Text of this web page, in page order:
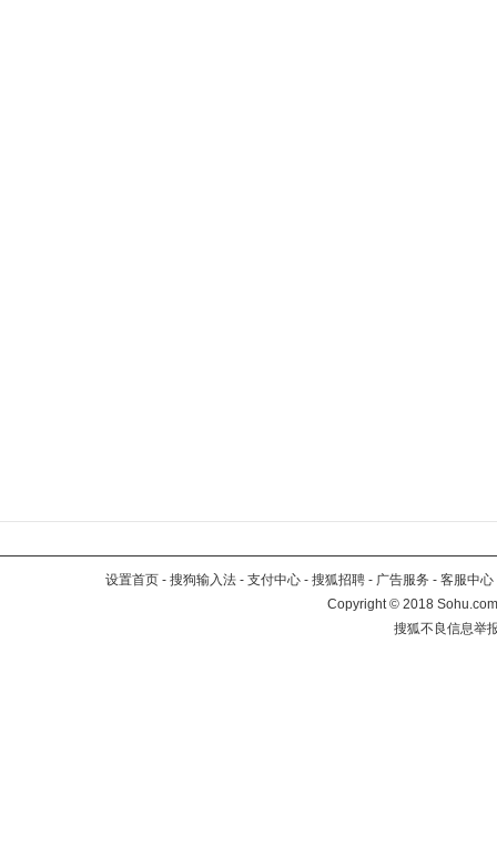
设置首页 - 搜狗输入法 - 支付中心 - 搜狐招聘 - 广告服务 - 客服中心
Copyright©2018
搜狐不良信息举